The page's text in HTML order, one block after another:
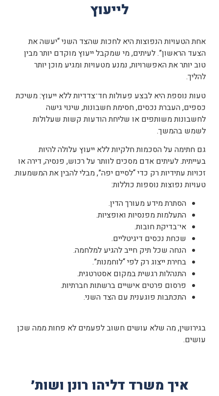
לייעוץ
אחת הטעויות הנפוצות היא לחכות שהצד השני “יעשה את
הצעד הראשון”. לעיתים, מי שמקבל ייעוץ מוקדם יותר מבין
טוב יותר את האפשרויות, נמנע מטעויות ומגיע מוכן יותר
להליך.
טעות נוספת היא לבצע פעולות חד־צדדיות ללא ייעוץ: משיכת
כספים, העברת נכסים, חסימת חשבונות, שינוי גישה
לחשבונות משותפים או שליחת הודעות קשות שעלולות
לשמש בהמשך.
גם חתימה על הסכמות חלקיות ללא ייעוץ עלולה להיות
בעייתית. לעיתים אדם מסכים לוותר על רכוש, פנסיה, דירה או
זכויות עתידיות רק כדי “לסיים יפה”, מבלי להבין את המשמעות.
טעויות נפוצות נוספות כוללות:
הסתרת מידע מעורך הדין.
התעלמות מפנסיות ואופציות.
אי־בדיקת חובות.
שכחת נכסים דיגיטליים.
הנחה שכל תיק חייב להגיע למלחמה.
בחירת ייצוג רק לפי “לוחמנות”.
התנהלות רגשית במקום אסטרטגית.
פרסום פרטים אישיים ברשתות חברתיות.
התכתבות פוגענית עם הצד השני.
בגירושין, מה שלא עושים חשוב לפעמים לא פחות ממה שכן
עושים.
איך משרד דליהו רונן ושות׳